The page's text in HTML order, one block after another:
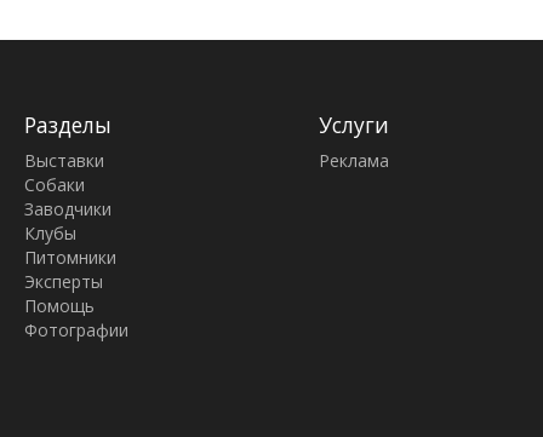
Разделы
Выставки
Собаки
Заводчики
Клубы
Питомники
Эксперты
Помощь
Фотографии
Услуги
Реклама